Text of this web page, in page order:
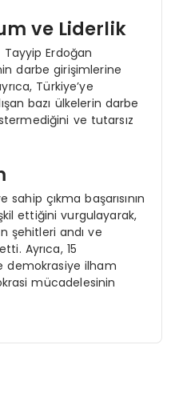
ve Liderlik
Erdoğan
darbe girişimlerine
Türkiye’ye
bazı ülkelerin darbe
ve tutarsız
çıkma başarısının
ettiğini vurgulayarak,
şehitleri andı ve
Ayrıca, 15
demokrasiye ilham
mücadelesinin